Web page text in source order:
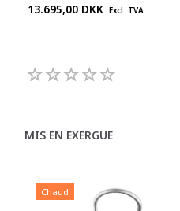
13.695,00 DKK Excl. TVA
MIS EN EXERGUE
Chaud